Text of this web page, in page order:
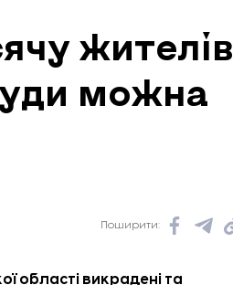
жителів
можна
Поширити:
області викрадені та